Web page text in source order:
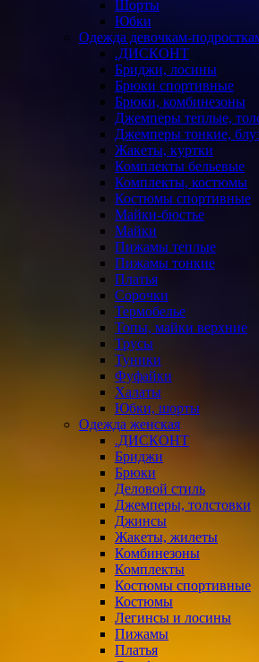
Шорты
Юбки
Одежда девочкам-
.ДИСКОНТ
Бриджи, лосины
Брюки спортивные
Брюки, комбинезоны
Джемперы теплые,
Джемперы тонкие,
Жакеты, куртки
Комплекты бельевые
Комплекты, костюмы
Костюмы спортивные
Майки-бюстье
Майки
Пижамы теплые
Пижамы тонкие
Платья
Сорочки
Термобелье
Топы, майки верхние
Трусы
Туники
Фуфайки
Халаты
Юбки, шорты
Одежда женская
.ДИСКОНТ
Бриджи
Брюки
Деловой стиль
Джемперы, толстовки
Джинсы
Жакеты, жилеты
Комбинезоны
Комплекты
Костюмы спортивные
Костюмы
Легинсы и лосины
Пижамы
Платья